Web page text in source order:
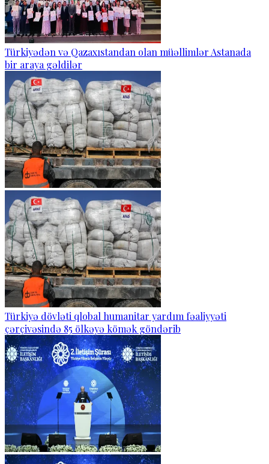
Türkiyədən və Qazaxıstandan olan müəllimlər Astanada
bir araya gəldilər
Türkiyə dövləti qlobal humanitar yardım fəaliyyəti
çərçivəsində 85 ölkəyə kömək göndərib